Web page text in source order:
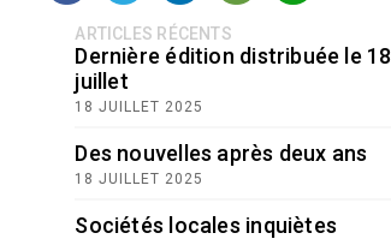
ARTICLES RÉCENTS
Dernière édition distribuée le 18
juillet
18 JUILLET 2025
Des nouvelles après deux ans
18 JUILLET 2025
Sociétés locales inquiètes